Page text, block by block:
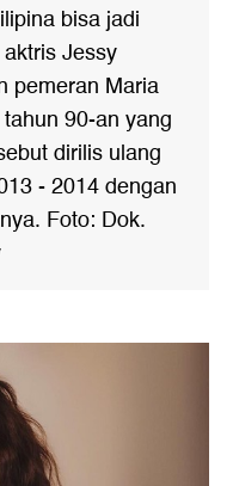
bisa jadi
Jessy
pemeran Maria
90-an yang
dirilis ulang
- 2014 dengan
Foto: Dok.